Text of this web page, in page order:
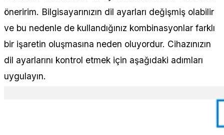
öneririm. Bilgisayarınızın dil ayarları değişmiş olabilir
ve bu nedenle de kullandığınız kombinasyonlar farklı
bir işaretin oluşmasına neden oluyordur. Cihazınızın
dil ayarlarını kontrol etmek için aşağıdaki adımları
uygulayın.